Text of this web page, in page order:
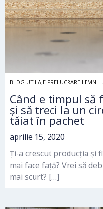
BLOG UTILAJE PRELUCRARE LEMN
Când e timpul să
și să treci la un
tăiat în pachet
aprilie 15, 2020
Ți-a crescut producția și
mai face față? Vrei să
mai scurt? […]